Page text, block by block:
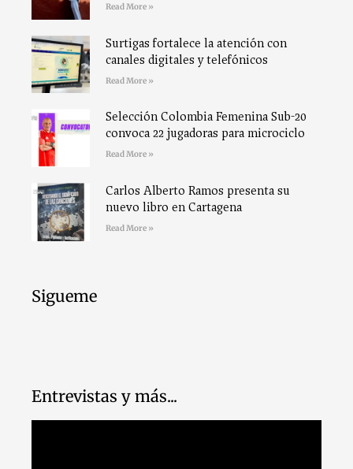
Read More »
Surtigas fortalece la atención con
canales digitales y telefónicos
Read More »
Selección Colombia Femenina Sub-20
convoca 22 jugadoras para microciclo
Read More »
Carlos Alberto Ramos presenta su
nuevo libro en Cartagena
Read More »
Sigueme
Entrevistas y más...